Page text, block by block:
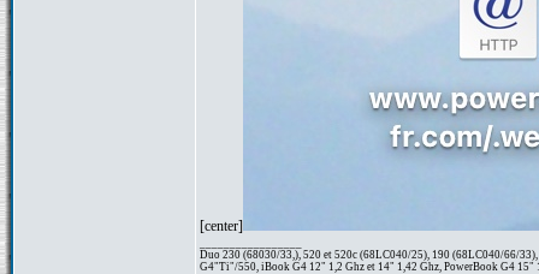
[center]
Duo 230 (68030/33,), 520 et 520c (68LC040/25), 190 (68LC040/66/
G4"Ti"/550, iBook G4 12" 1,2 Ghz et 14" 1,42 Ghz, PowerBook G4 15"